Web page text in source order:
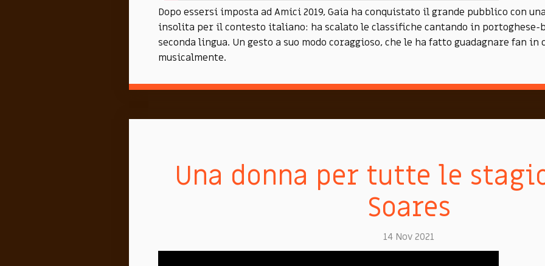
Dopo essersi imposta ad Amici 2019, Gaia ha conquistato il grande pubblico con
insolita per il contesto italiano: ha scalato le classifiche cantando in portoghese-
seconda lingua. Un gesto a suo modo coraggioso, che le ha fatto guadagnare fan
musicalmente.
Una donna per tutte le
Soares
14 Nov 2021